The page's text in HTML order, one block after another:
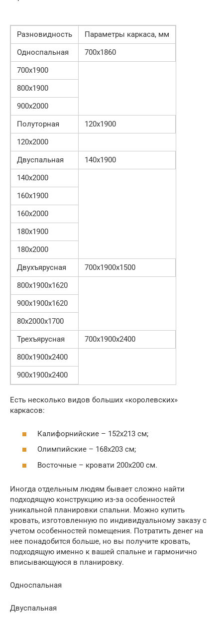
Разновидность
Параметры каркаса, мм
Односпальная
700х1860
700х1900
800х1900
900х2000
Полуторная
120х1900
120х2000
Двуспальная
140х1900
140х2000
160х1900
160х2000
180х1900
180х2000
Двухъярусная
700х1900х1500
800х1900х1620
900х1900х1620
80х2000х1700
Трехъярусная
700х1900х2400
800х1900х2400
900х1900х2400
Есть несколько видов больших «королевских»
каркасов:
Калифорнийские – 152х213 см;
Олимпийские – 168х203 см;
Восточные – кровати 200х200 см.
Иногда отдельным людям бывает сложно найти
подходящую конструкцию из-за особенностей
уникальной планировки спальни. Можно купить
кровать, изготовленную по индивидуальному заказу с
учетом особенностей помещения. Потратить денег на
нее понадобится больше, но вы получите кровать,
подходящую именно к вашей спальне и гармонично
вписывающуюся в планировку.
Односпальная
Двуспальная